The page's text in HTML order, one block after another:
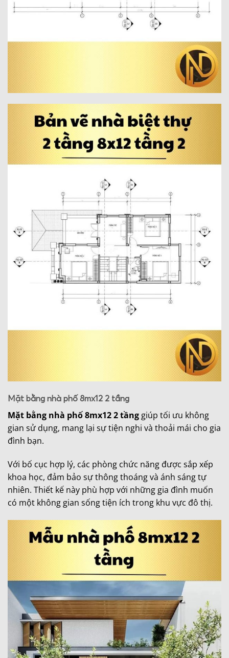
Mặt bằng nhà phố 8mx12 2 tầng
Mặt bằng nhà phố 8mx12 2 tầng giúp tối ưu không
gian sử dụng, mang lại sự tiện nghi và thoải mái cho gia
đình bạn.
Với bố cục hợp lý, các phòng chức năng được sắp xếp
khoa học, đảm bảo sự thông thoáng và ánh sáng tự
nhiên. Thiết kế này phù hợp với những gia đình muốn
có một không gian sống tiện ích trong khu vực đô thị.